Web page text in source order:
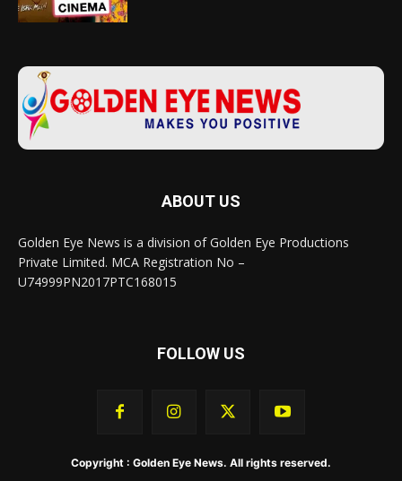
ABOUT US
Golden Eye News is a division of Golden Eye Productions
Private Limited. MCA Registration No –
U74999PN2017PTC168015
FOLLOW US
Copyright : Golden Eye News. All rights reserved.